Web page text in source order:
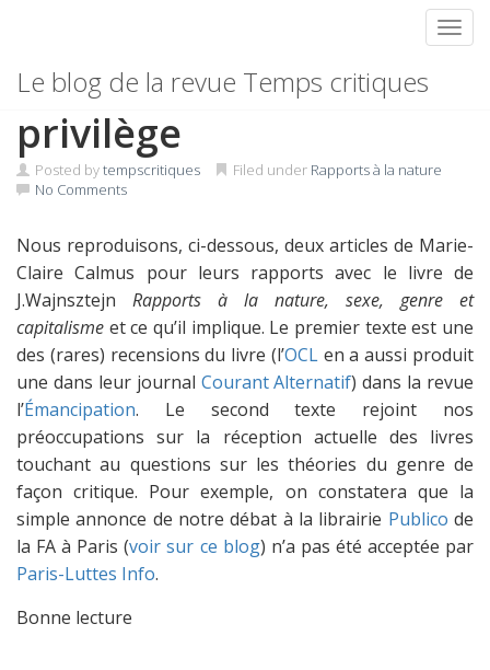
Le blog de la revue Temps critiques
Recension sans
privilège
Posted bytempscritiques Filed under Rapports à la nature
No Comments
Nous reproduisons, ci-dessous, deux articles de Marie-
Claire Calmus pour leurs rapports avec le livre de
J.Wajnsztejn Rapports à la nature, sexe, genre et
capitalisme et ce qu’il implique. Le premier texte est une
des (rares) recensions du livre (l’OCLen a aussi produit
une dans leur journal Courant Alternatif) dans la revue
l’Émancipation. Le second texte rejoint nos
préoccupations sur la réception actuelle des livres
touchant au questions sur les théories du genre de
façon critique. Pour exemple, on constatera que la
simple annonce de notre débat à la librairie Publico de
la FA à Paris (voir sur ce blog) n’a pas été acceptée par
Paris-Luttes Info.
Bonne lecture